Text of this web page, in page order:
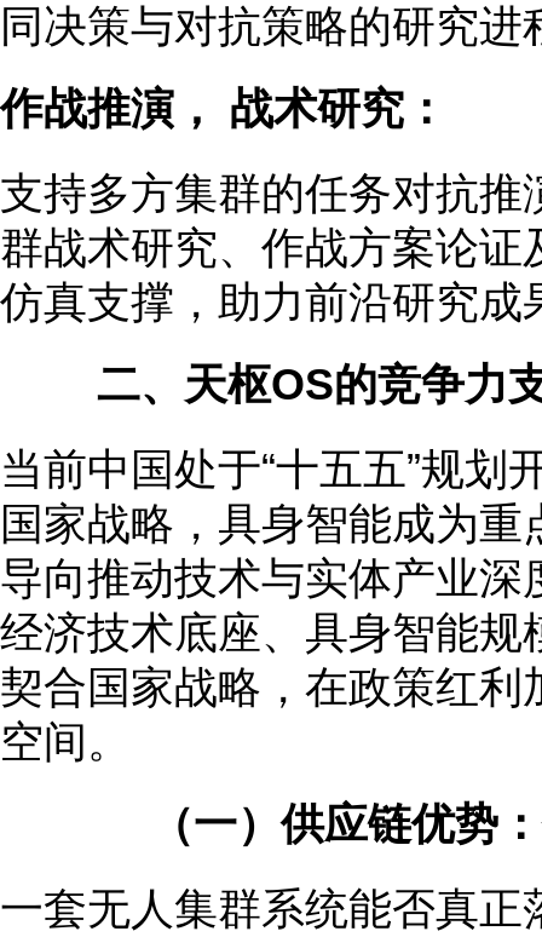
同决策与对抗策略的研究进
作战推演， 战术研究：
支持多方集群的任务对抗
群战术研究、作战方案论
仿真支撑，助力前沿研究成
二、天枢OS的竞争力
当前中国处于“十五五”规划
国家战略，具身智能成为
导向推动技术与实体产业
经济技术底座、具身智能
契合国家战略，在政策红
空间。
（一）供应链优势
一套无人集群系统能否真